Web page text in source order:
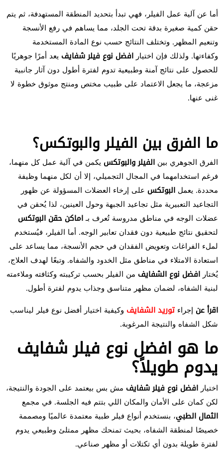
أما عن آلية عمل الفيلر، فهي تبدأ بتحديد المنطقة المستهدفة، ثم يتم
حقن كمية صغيرة بدقة تحت الجلد، مما يساهم في رفع الأنسجة
وتنعيم المظهر. وتختلف النتائج حسب نوع المادة المستخدمة
وكفاءتها. ولذلك فإن اختيارافضل نوع فيلر شفايف يعد أمرًا جوهريًا
للحصول على نتائج آمنة وطبيعية تدوم لفترة أطول دون آثار جانبية
مزعجة، ما يجعل الاعتماد على طبيب مختص ومنتج موثوق خطوة لا
غنى عنها.
ما الفرق بين الفيلر والبوتكس؟
الفرق الجوهري بين الفيلروالبوتكس يكمن في آلية عمل كل منهما،
فرغم استخدامهما في المجال التجميلي، إلا أن لكل منهما وظيفة
محددة. يعمل البوتكس على إرخاء العضلات المسؤولة عن ظهور
التجاعيد التعبيرية مثل تجاعيد الجبهة وحول العينين، لذا يُحقن في
عضلات الوجه في مناطق مدروسة تُعرف بـاماكن حقن البوتكس
لتحقيق نتائج طبيعية دون فقدان تعابير الوجه. أما الفيلر، فيُستخدم
لملء الفراغات وتعويض الفقدان في حجم الأنسجة، مما يساعد على
استعادة الامتلاء في مناطق مثل الخدود والشفاه. وتبعًا لهدف العلاج،
يُختارافضل نوع الشفايف من الفيلر بحسب تركيبته وكثافته وملاءمته
لبنية الشفاه، لضمان مظهر متناسق وجذاب يدوم لفترة أطول.
اقرأ عن إجراء توريد الشفايف وكيفية اختيار أفضل نوع فيلر ليناسب
شكل الشفاه والنتيجة المرغوبة.
ما هو افضل نوع فيلر شفايف
يدوم طويلاً؟
اختيارافضل نوع فيلر شفايف مش بس بيعتمد على الجودة والنتيجة،
لكن كمان على الأمان والمكان اللي بتتم فيه الجلسة. في مجمع
الثمال الطبي، بنستخدم أنواع فيلر طبية معتمدة عالميًا ومصممة
خصيصًا لمنطقة الشفاه، بحيث تمنحك مظهر ممتلئ وطبيعي يدوم
لفترة طويلة بدون أي تكتلات أو مظهر صناعي.